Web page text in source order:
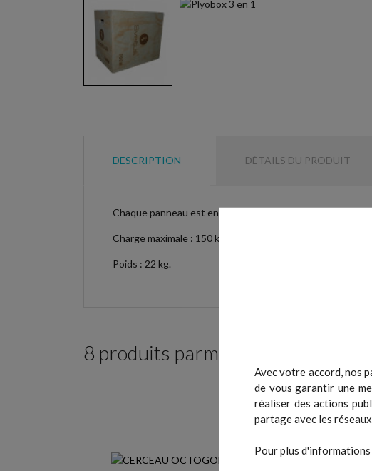
Avec votre accord, nos
de vous garantir une
réaliser des actions
partage avec les
Pour plus d'informations
DESCRIPTION DÉTAILS DU PRODUIT
Chaque panneau est en bois contreplaqué de 2 cm
Charge maximale : 150 kg.
Poids : 22 kg.
8 produits parmi ceux de la même